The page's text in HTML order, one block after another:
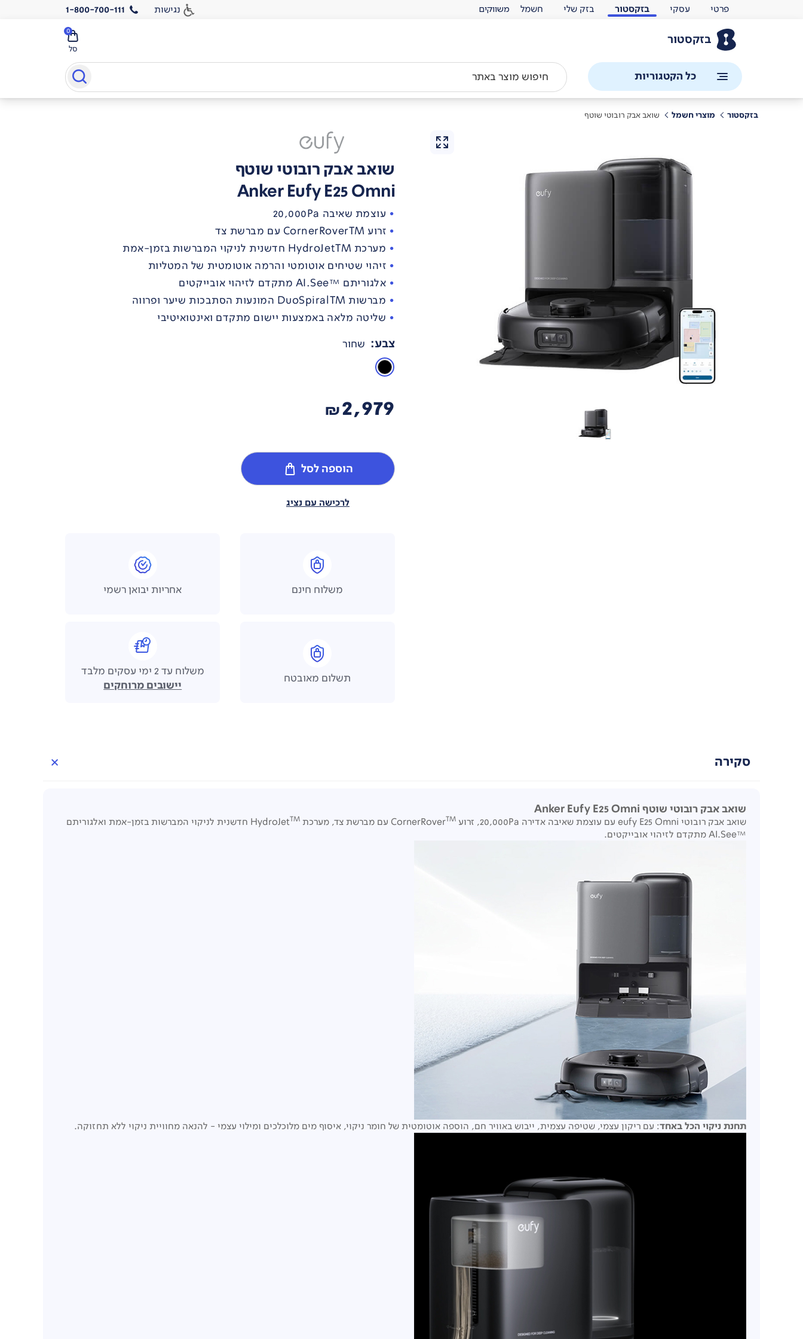
פרטי עסקי בזקסטור בזק שלי חשמל נגישות 1-800-700-111
בזקסטור
סל
0
כל הקטגוריות
בזקסטור מוצרי חשמל שואב אבק רובוטי שוטף
שואב אבק רובוטי שוטף
Anker Eufy E25 Omni
עוצמת שאיבה 20,000Pa
זרוע CornerRoverTM עם מברשת צד
מערכת HydroJetTM חדשנית לניקוי המברשות בזמן-אמת
זיהוי שטיחים אוטומטי והרמה אוטומטית של המטליות
אלגוריתם ™AI.See מתקדם לזיהוי אובייקטים
מברשות DuoSpiralTM המונעות הסתבכות שיער ופרווה
שליטה מלאה באמצעות יישום מתקדם ואינטואיטיבי
צבע: שחור
2,979
₪
הוספה לסל
לרכישה עם נציג
משלוח חינם אחריות יבואן רשמי
תשלום מאובטח
משלוח עד 2 ימי עסקים מלבד
יישובים מרוחקים
סקירה
שואב אבק רובוטי שוטף Anker Eufy E25 Omni
שואב אבק רובוטי eufy E25 Omni עם עוצמת שאיבה אדירה 20,000Pa, זרוע CornerRover TM עם מברשת צד, מערכת HydroJet TM
חדשנית לניקוי המברשות בזמן-אמת ואלגוריתם
™AI.See מתקדם לזיהוי אובייקטים.
תחנת ניקוי הכל באחד: עם ריקון עצמי, שטיפה עצמית, ייבוש באוויר חם, הוספה אוטומטית של חומר ניקוי, איסוף מים מלוכלכים ומילוי עצמי - להנאה מחוויית ניקוי ללא תחזוקה.
משווקים